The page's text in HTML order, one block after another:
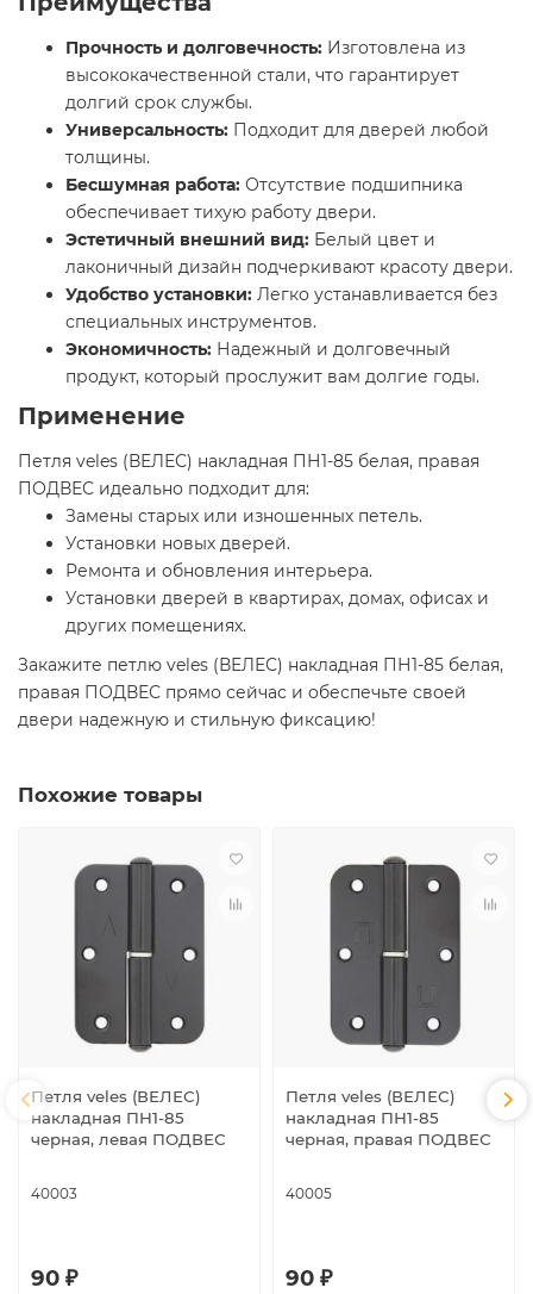
Прочность и долговечность: Изготовлена из
высококачественной стали, что гарантирует
долгий срок службы.
Универсальность: Подходит для дверей любой
толщины.
Бесшумная работа: Отсутствие подшипника
обеспечивает тихую работу двери.
Эстетичный внешний вид: Белый цвет и
лаконичный дизайн подчеркивают красоту двери.
Удобство установки: Легко устанавливается без
специальных инструментов.
Экономичность: Надежный и долговечный
продукт, который прослужит вам долгие годы.
Применение
Петля veles (ВЕЛЕС) накладная ПН1-85 белая, правая
ПОДВЕС идеально подходит для:
Замены старых или изношенных петель.
Установки новых дверей.
Ремонта и обновления интерьера.
Установки дверей в квартирах, домах, офисах и
других помещениях.
Закажите петлю veles (ВЕЛЕС) накладная ПН1-85 белая,
правая ПОДВЕС прямо сейчас и обеспечьте своей
двери надежную и стильную фиксацию!
Похожие товары
Петля veles (ВЕЛЕС)
накладная ПН1-85
черная, левая ПОДВЕС
40003
90 ₽
Петля veles (ВЕЛЕС)
накладная ПН1-85
черная, правая ПОДВЕС
40005
90 ₽